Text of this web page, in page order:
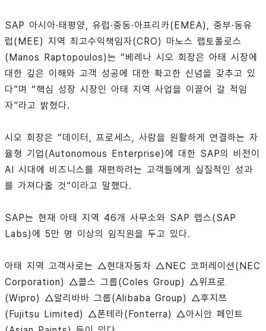
SAP 아시아·태평양, 유럽·중동·아프리카(EMEA), 중부·동유
럽(MEE) 지역 최고수익책임자(CRO) 마노스 랩토폴로스
(Manos Raptopoulos)는 “베레나 시오 회장은 아태 시장에
대한 깊은 이해와 고객 성공에 대한 확고한 신념을 갖추고 있
다”며 “핵심 성장 시장인 아태 지역 사업을 이끌어 갈 적임
자”라고 밝혔다.
시오 회장은 “데이터, 프로세스, 사람을 원활하게 연결하는 자
율형 기업(Autonomous Enterprise)에 대한 SAP의 비전이
AI 시대에 비즈니스를 재편하려는 고객들에게 실질적인 성과
를 가져다줄 것”이라고 말했다.
SAP는 현재 아태 지역 46개 사무소와 SAP 랩스(SAP
Labs)에 5만 명 이상의 임직원을 두고 있다.
아태 지역 고객사로는 △현대자동차 △NEC 코퍼레이션(NEC
Corporation) △콜스 그룹(Coles Group) △위프로
(Wipro) △알리바바 그룹(Alibaba Group) △후지쯔
(Fujitsu Limited) △폰테라(Fonterra) △아시안 페인트